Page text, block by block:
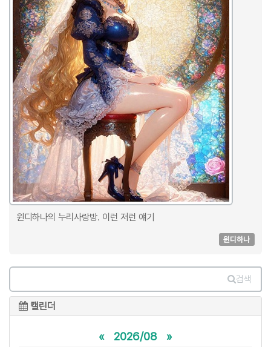
윈디하나의 누리사랑방. 이런 저런 얘기
윈디하나
검색
캘린더
« 2026/08 »